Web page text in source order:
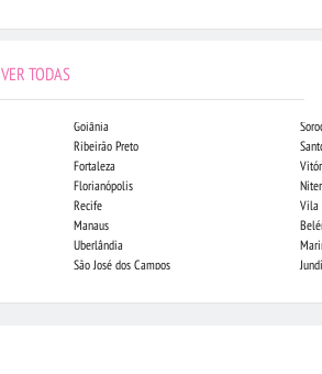
VER TODAS
Goiânia
Ribeirão Preto
Fortaleza
Florianópolis
Recife
Manaus
Uberlândia
São José dos Campos
Vila